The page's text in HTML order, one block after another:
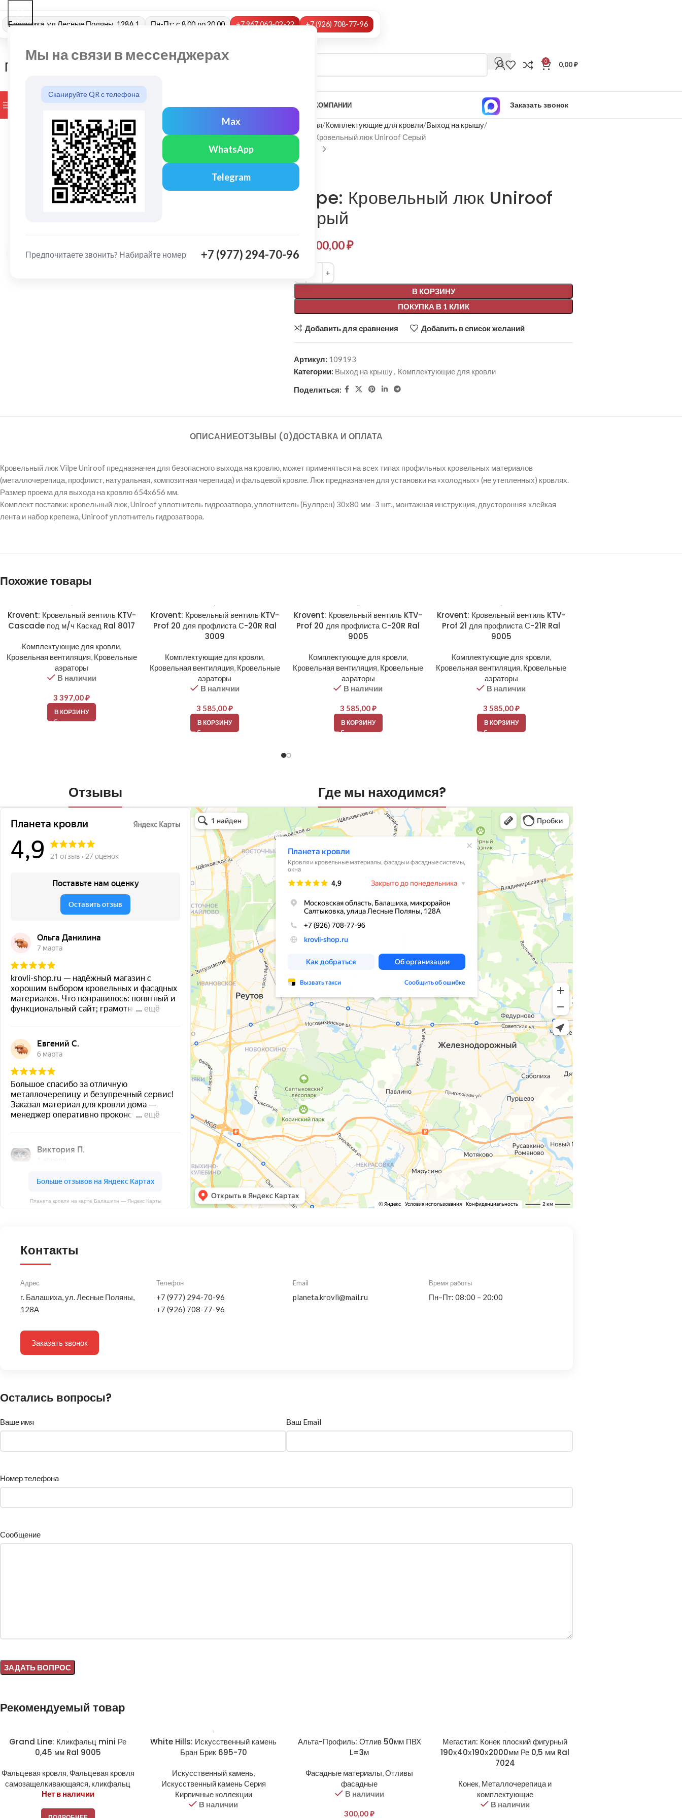
Мы на связи в мессенджерах
Сканируйте QR с телефона
Max
WhatsApp
Telegram
Предпочитаете звонить? Набирайте номер +7 (977) 294-70-96
Балашиха, ул Лесные Поляны, 128А 1 Пн-Пт: с 8.00 до 20.00 +7 967 063-02-22 +7 (926) 708-77-96
0 0,00₽
ПРОСМОТР КАТЕГОРИЙ БРЕНДЫ О КОМПАНИИ Заказать звонок
Нажмите, чтобы увеличить
Главная Комплектующие для кровли Выход на крышу
Vilpe: Кровельный люк Uniroof Серый
Vilpe
Vilpe: Кровельный люк Uniroof
Серый
32 000,00₽
В КОРЗИНУ
ПОКУПКА В 1 КЛИК
Alternative:
Добавить для сравнения Добавить в список желаний
Артикул: 109193
Категории: Выход на крышу, Комплектующие для кровли
Поделиться:
ОПИСАНИЕОТЗЫВЫ (0)ДОСТАВКА И ОПЛАТА
Кровельный люк Vilpe Uniroof предназначен для безопасного выхода на кровлю, может применяться на всех типах профильных кровельных материалов
(металлочерепица, профлист, натуральная, композитная черепица) и фальцевой кровле. Люк предназначен для установки на «холодных» (не утепленных) кровлях.
Размер проема для выхода на кровлю 654х656 мм.
Комплект поставки: кровельный люк, Uniroof уплотнитель гидрозатвора, уплотнитель (Булпрен) 30х80 мм -3 шт., монтажная инструкция, двусторонняя клейкая
лента и набор крепежа, Uniroof уплотнитель гидрозатвора.
Похожие товары
Krovent: Кровельный вентиль KTV-
Cascade под м/ч Каскад Ral 8017
Комплектующие для кровли,
Кровельная вентиляция, Кровельные
аэраторы
В наличии
3 397,00₽
В КОРЗИНУ
Krovent: Кровельный вентиль KTV-
Prof 20 для профлиста С-20R Ral
3009
Комплектующие для кровли,
Кровельная вентиляция, Кровельные
аэраторы
В наличии
3 585,00₽
В КОРЗИНУ
Krovent: Кровельный вентиль KTV-
Prof 20 для профлиста С-20R Ral
9005
Комплектующие для кровли,
Кровельная вентиляция, Кровельные
аэраторы
В наличии
3 585,00₽
В КОРЗИНУ
Krovent: Кровельный вентиль KTV-
Prof 21 для профлиста С-21R Ral
9005
Комплектующие для кровли,
Кровельная вентиляция, Кровельные
аэраторы
В наличии
3 585,00₽
В КОРЗИНУ
Отзывы
Планета кровли на карте Балашихи — Яндекс Карты
Где мы находимся?
Планета кровли
Кровля и кровельные материалы в Балашихе
Окна в Балашихе
Контакты
Адрес
г. Балашиха, ул. Лесные Поляны,
128А
Телефон
+7 (977) 294-70-96
+7 (926) 708-77-96
Email
planeta.krovli@mail.ru
Время работы
Пн–Пт: 08:00 – 20:00
Заказать звонок
Остались вопросы?
Ваше имя Ваш Email
Номер телефона
Сообщение
Рекомендуемый товар
Grand Line: Кликфальц mini Ре
0,45 мм Ral 9005
Фальцевая кровля, Фальцевая кровля
самозащелкивающаяся, кликфальц
Нет в наличии
White Hills: Искусственный камень
Бран Брик 695-70
Искусственный камень,
Искусственный камень Серия
Кирпичные коллекции
В наличии
Альта-Профиль: Отлив 50мм ПВХ
L=3м
Фасадные материалы,Отливы
фасадные
В наличии
300,00₽
Мегастил: Конек плоский фигурный
190х40х190х2000мм Ре 0,5 мм Ral
7024
Конек, Металлочерепица и
комплектующие
В наличии